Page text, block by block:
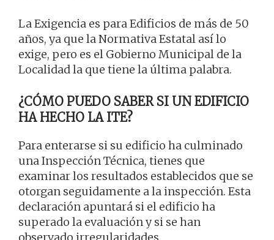
La Exigencia es para Edificios de más de 50
años, ya que la Normativa Estatal así lo
exige, pero es el Gobierno Municipal de la
Localidad la que tiene la última palabra.
¿CÓMO PUEDO SABER SI UN EDIFICIO
HA HECHO LA ITE?
Para enterarse si su edificio ha culminado
una Inspección Técnica, tienes que
examinar los resultados establecidos que se
otorgan seguidamente a la inspección. Esta
declaración apuntará si el edificio ha
superado la evaluación y si se han